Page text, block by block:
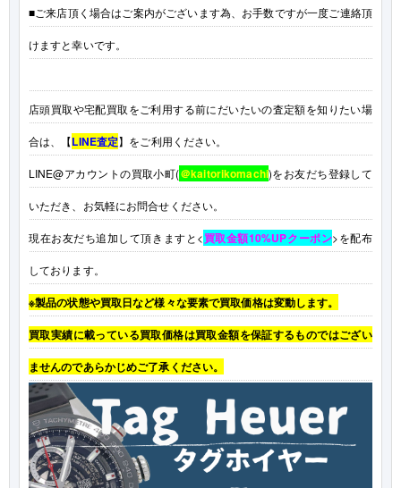
■ご来店頂く場合はご案内がございます為、お手数ですが一度ご連絡頂
けますと幸いです。
店頭買取や宅配買取をご利用する前にだいたいの査定額を知りたい場
合は、【LINE査定】をご利用ください。
LINE@アカウントの買取小町(＠kaitorikomachi)をお友だち登録して
いただき、お気軽にお問合せください。
現在お友だち追加して頂きますと<買取金額10%UPクーポン>を配布
しております。
※製品の状態や買取日など様々な要素で買取価格は変動します。
買取実績に載っている買取価格は買取金額を保証するものではござい
ませんのであらかじめご了承ください。